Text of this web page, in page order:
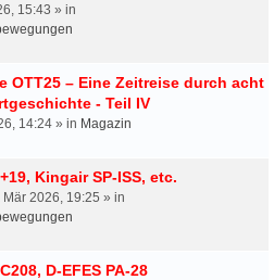
15:43 » in
OTT25 – Eine Zeitreise durch acht
- Teil IV
14:24 » in Magazin
Kingair SP-ISS, etc.
Mär 2026, 19:25 » in
D-EFES PA-28